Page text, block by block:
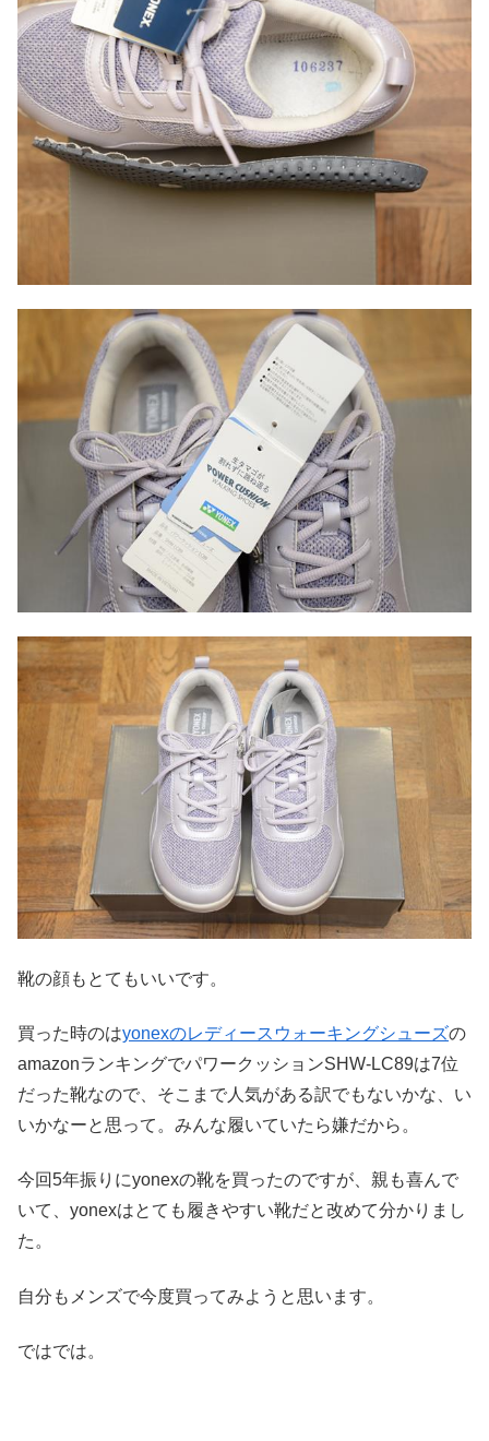
靴の顔もとてもいいです。
買った時のはyonexのレディースウォーキングシューズの
amazonランキングでパワークッションSHW-LC89は7位
だった靴なので、そこまで人気がある訳でもないかな、い
いかなーと思って。みんな履いていたら嫌だから。
今回5年振りにyonexの靴を買ったのですが、親も喜んで
いて、yonexはとても履きやすい靴だと改めて分かりまし
た。
自分もメンズで今度買ってみようと思います。
ではでは。